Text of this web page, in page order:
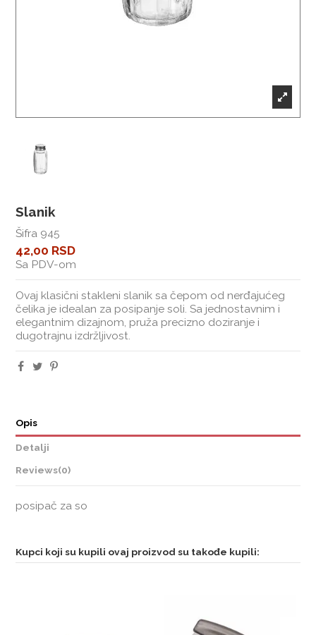
Slanik
Šifra 945
42,00 RSD
Sa PDV-om
Ovaj klasični stakleni slanik sa čepom od nerđajućeg
čelika je idealan za posipanje soli. Sa jednostavnim i
elegantnim dizajnom, pruža precizno doziranje i
dugotrajnu izdržljivost.
Opis
Detalji
Reviews(0)
posipač za so
Kupci koji su kupili ovaj proizvod su takođe kupili: